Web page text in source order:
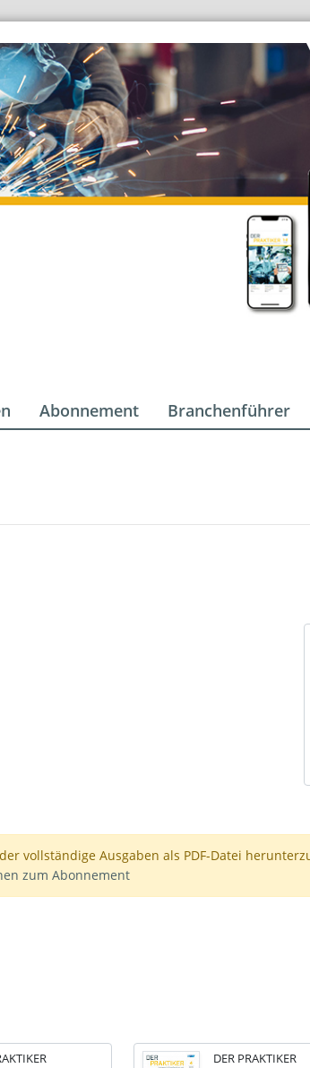
Abonnement Branchenführer
vollständige Ausgaben als PDF-Datei
zum Abonnement
DER PRAKTIKER